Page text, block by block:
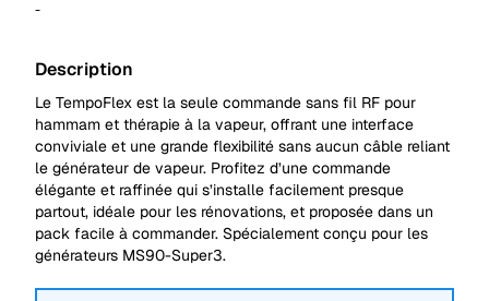
-
Description
Le TempoFlex est la seule commande sans fil RF pour
hammam et thérapie à la vapeur, offrant une interface
conviviale et une grande flexibilité sans aucun câble reliant
le générateur de vapeur. Profitez d’une commande
élégante et raffinée qui s’installe facilement presque
partout, idéale pour les rénovations, et proposée dans un
pack facile à commander. Spécialement conçu pour les
générateurs MS90-Super3.